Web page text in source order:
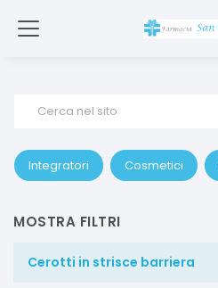
Cerca nel sito
Integratori Cosmetici
MOSTRA FILTRI
Cerotti in strisce barriera